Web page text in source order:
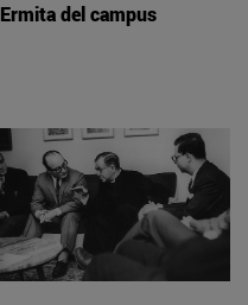
Ermita del campus